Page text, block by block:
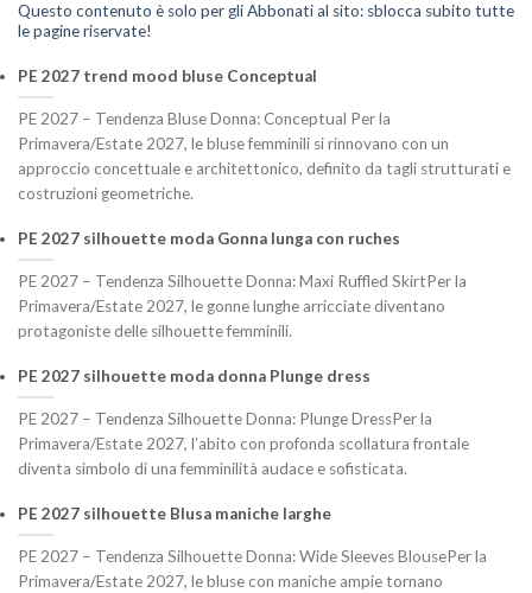
Questo contenuto è solo per gli Abbonati al sito: sblocca subito tutte
le pagine riservate!
PE 2027 trend mood bluse Conceptual
PE 2027 – Tendenza Bluse Donna: Conceptual Per la
Primavera/Estate 2027, le bluse femminili si rinnovano con un
approccio concettuale e architettonico, definito da tagli strutturati e
costruzioni geometriche.
PE 2027 silhouette moda Gonna lunga con ruches
PE 2027 – Tendenza Silhouette Donna: Maxi Ruffled SkirtPer la
Primavera/Estate 2027, le gonne lunghe arricciate diventano
protagoniste delle silhouette femminili.
PE 2027 silhouette moda donna Plunge dress
PE 2027 – Tendenza Silhouette Donna: Plunge DressPer la
Primavera/Estate 2027, l’abito con profonda scollatura frontale
diventa simbolo di una femminilità audace e sofisticata.
PE 2027 silhouette Blusa maniche larghe
PE 2027 – Tendenza Silhouette Donna: Wide Sleeves BlousePer la
Primavera/Estate 2027, le bluse con maniche ampie tornano